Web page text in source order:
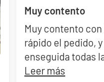
Muy contento
Muy contento
rápido el pedido,
enseguida todas
Leer más